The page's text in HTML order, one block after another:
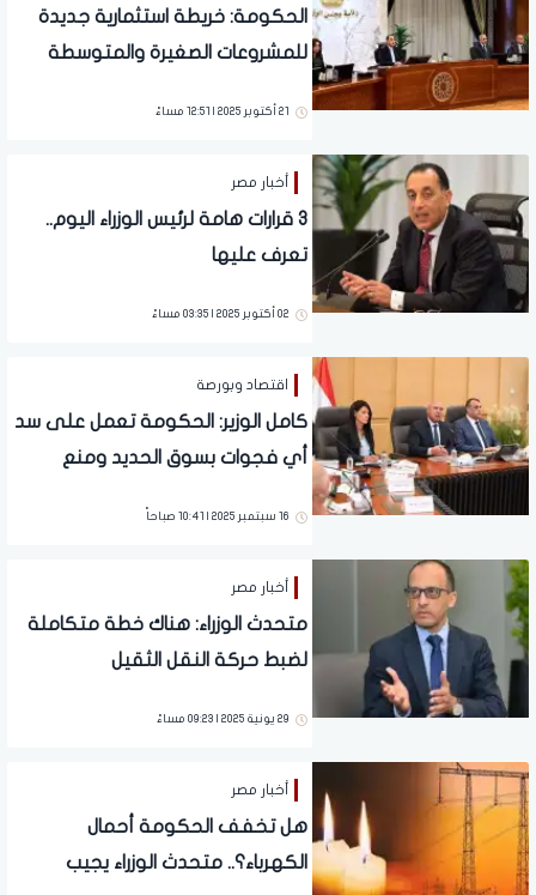
الحكومة: خريطة استثمارية جديدة
للمشروعات الصغيرة والمتوسطة
21 أكتوبر 2025 | 12:51 مساءً
أخبار مصر
3 قرارات هامة لرئيس الوزراء اليوم..
تعرف عليها
02 أكتوبر 2025 | 03:35 مساءً
اقتصاد وبورصة
كامل الوزير: الحكومة تعمل على سد
أي فجوات بسوق الحديد ومنع
16 سبتمبر 2025 | 10:41 صباحاً
أخبار مصر
متحدث الوزراء: هناك خطة متكاملة
لضبط حركة النقل الثقيل
29 يونية 2025 | 09:23 مساءً
أخبار مصر
هل تخفف الحكومة أحمال
الكهرباء؟.. متحدث الوزراء يجيب